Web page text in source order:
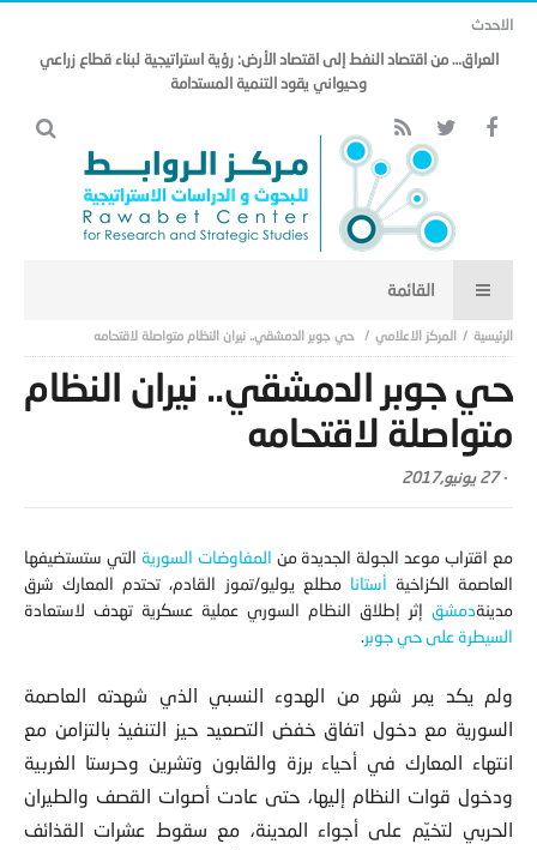
الاحدث
العراق… من اقتصاد النفط إلى اقتصاد الأرض: رؤية استراتيجية لبناء قطاع زراعي
وحيواني يقود التنمية المستدامة
المركز الاعلامي حي جوبر الدمشقي.. نيران النظام متواصلة لاقتحامه
حي جوبر الدمشقي.. نيران النظام
متواصلة لاقتحامه
-27 يونيو,2017
مع اقتراب موعد الجولة الجديدة من المفاوضات السورية التي ستستضيفها
العاصمة الكزاخية أستانا مطلع يوليو/تموز القادم، تحتدم المعارك شرق
مدينةدمشق إثر إطلاق النظام السوري عملية عسكرية تهدف لاستعادة
السيطرة علىحي جوبر.
ولم يكد يمر شهر من الهدوء النسبي الذي شهدته العاصمة
السورية مع دخول اتفاق خفض التصعيد حيز التنفيذ بالتزامن مع
انتهاء المعارك في أحياء برزة والقابون وتشرين وحرستا الغربية
ودخول قوات النظام إليها، حتى عادت أصوات القصف والطيران
الحربي لتخيّم على أجواء المدينة، مع سقوط عشرات القذائف